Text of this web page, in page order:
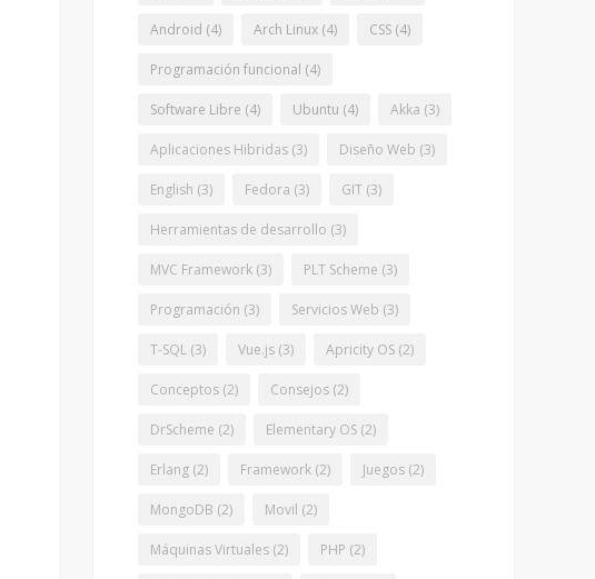
Android (4) Arch Linux (4) CSS (4)
Programación funcional (4)
Software Libre (4) Ubuntu (4) Akka (3)
Aplicaciones Hibridas (3) Diseño Web (3)
English (3) Fedora (3) GIT (3)
Herramientas de desarrollo (3)
MVC Framework (3) PLT Scheme (3)
Programación (3) Servicios Web (3)
T-SQL (3) Vue.js (3) Apricity OS (2)
Conceptos (2) Consejos (2)
DrScheme (2) Elementary OS (2)
Erlang (2) Framework (2) Juegos (2)
MongoDB (2) Movil (2)
Máquinas Virtuales (2) PHP (2)